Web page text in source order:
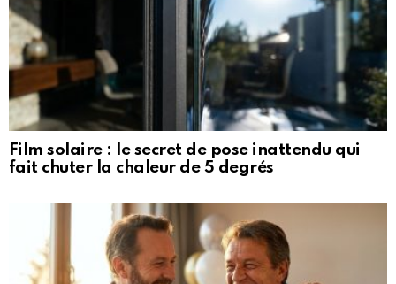
Film solaire : le secret de pose inattendu qui
fait chuter la chaleur de 5 degrés